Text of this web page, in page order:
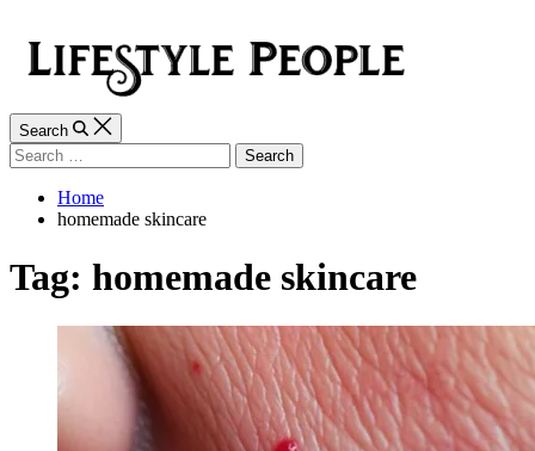
Search
Search
for:
Home
homemade skincare
Tag: homemade skincare